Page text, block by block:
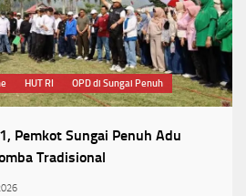
HUT RI OPD di Sungai Penuh
Pemkot Sungai Penuh Adu
Tradisional